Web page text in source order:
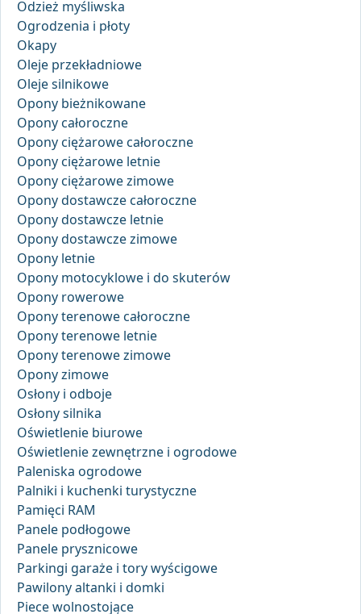
Odzież myśliwska
Ogrodzenia i płoty
Okapy
Oleje przekładniowe
Oleje silnikowe
Opony bieżnikowane
Opony całoroczne
Opony ciężarowe całoroczne
Opony ciężarowe letnie
Opony ciężarowe zimowe
Opony dostawcze całoroczne
Opony dostawcze letnie
Opony dostawcze zimowe
Opony letnie
Opony motocyklowe i do skuterów
Opony rowerowe
Opony terenowe całoroczne
Opony terenowe letnie
Opony terenowe zimowe
Opony zimowe
Osłony i odboje
Osłony silnika
Oświetlenie biurowe
Oświetlenie zewnętrzne i ogrodowe
Paleniska ogrodowe
Palniki i kuchenki turystyczne
Pamięci RAM
Panele podłogowe
Panele prysznicowe
Parkingi garaże i tory wyścigowe
Pawilony altanki i domki
Piece wolnostojące